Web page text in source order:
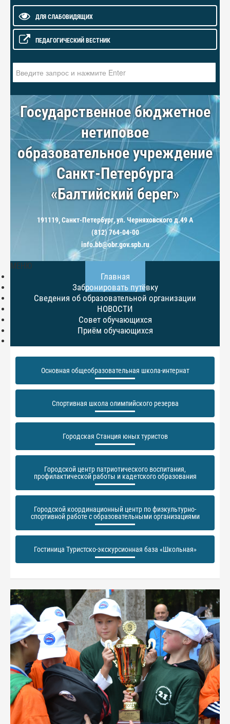
ДЛЯ СЛАБОВИДЯЩИХ
ПЕДАГОГИЧЕСКИЙ ВЕСТНИК
Государственное бюджетное
нетиповое
образовательное учреждение
Санкт-Петербурга
«Балтийский берег»
191119, Санкт-Петербург, ул. Черняховского д.49 А
(812) 764-04-00
info.bb@obr.gov.spb.ru
МЕНЮ
Главная
Забронировать путёвку
Сведения об образовательной организации
НОВОСТИ
Совет обучающихся
Приём обучающихся
Основная общеобразовательная школа-интернат
Спортивная школа олимпийского резерва
Городская Станция юных туристов
Городской центр патриотического воспитания,
профилактической работы и кадетского образования
Городской координационный центр по физкультурно-
спортивной работе с образовательными организациями
Гостиница Туристско-экскурсионная база «Школьная»